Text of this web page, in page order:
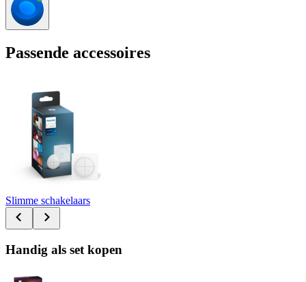
Passende accessoires
Slimme schakelaars
Handig als set kopen